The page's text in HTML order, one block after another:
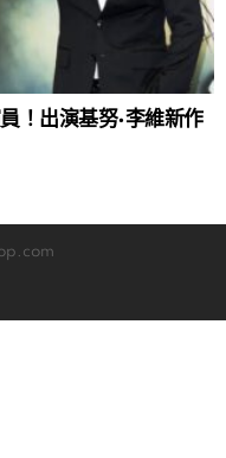
！出演基努·李維新作